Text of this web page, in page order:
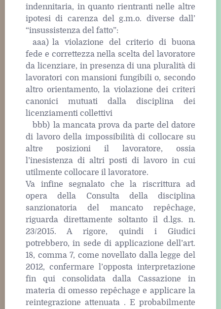
indennitaria, in quanto rientranti nelle altre
ipotesi di carenza del g.m.o. diverse dall’
“insussistenza del fatto”:
aaa) la violazione del criterio di buona
fede e correttezza nella scelta del lavoratore
da licenziare, in presenza di una pluralità di
lavoratori con mansioni fungibili o, secondo
altro orientamento, la violazione dei criteri
canonici mutuati dalla disciplina dei
licenziamenti collettivi
bbb) la mancata prova da parte del datore
di lavoro della impossibilità di collocare su
altre posizioni il lavoratore, ossia
l’inesistenza di altri posti di lavoro in cui
utilmente collocare il lavoratore.
Va infine segnalato che la riscrittura ad
opera della Consulta della disciplina
sanzionatoria del mancato repêchage,
riguarda direttamente soltanto il d.lgs. n.
23/2015. A rigore, quindi i Giudici
potrebbero, in sede di applicazione dell’art.
18, comma 7, come novellato dalla legge del
2012, confermare l’opposta interpretazione
fin qui consolidata dalla Cassazione in
materia di omesso repêchage e applicare la
reintegrazione attenuata . E probabilmente